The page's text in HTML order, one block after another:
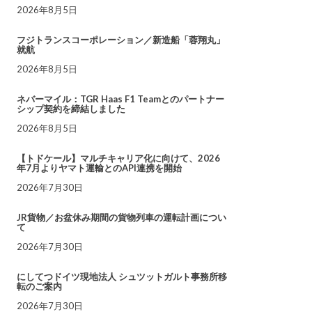
2026年8月5日
フジトランスコーポレーション／新造船「蓉翔丸」
就航
2026年8月5日
ネバーマイル：TGR Haas F1 Teamとのパートナー
シップ契約を締結しました
2026年8月5日
【トドケール】マルチキャリア化に向けて、2026
年7月よりヤマト運輸とのAPI連携を開始
2026年7月30日
JR貨物／お盆休み期間の貨物列車の運転計画につい
て
2026年7月30日
にしてつドイツ現地法人 シュツットガルト事務所移
転のご案内
2026年7月30日